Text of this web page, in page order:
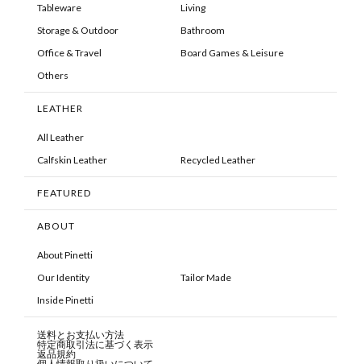
Tableware
Living
Storage & Outdoor
Bathroom
Office & Travel
Board Games & Leisure
Others
LEATHER
All Leather
Calfskin Leather
Recycled Leather
FEATURED
ABOUT
About Pinetti
Our Identity
Tailor Made
Inside Pinetti
送料とお支払い方法
特定商取引法に基づく表示
返品規約